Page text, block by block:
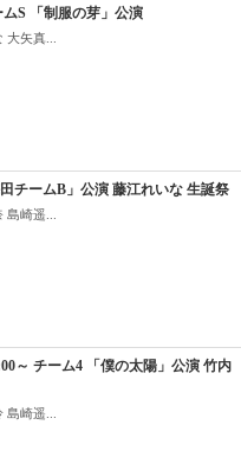
S 「制服の芽」公演
矢真...
チームB」公演 藤江れいな 生誕祭
崎遥...
～ チーム4 「僕の太陽」公演 竹内
崎遥...